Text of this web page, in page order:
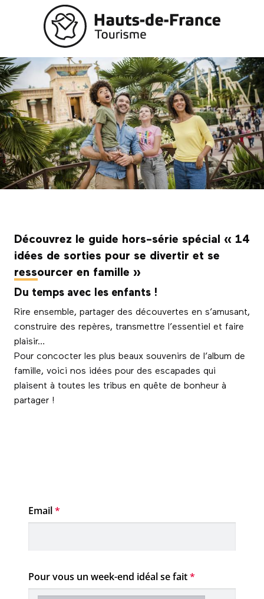
Découvrez le guide hors-série spécial « 14
idées de sorties pour se divertir et se
ressourcer en famille »
Du temps avec les enfants !
Rire ensemble, partager des découvertes en s’amusant,
construire des repères, transmettre l’essentiel et faire
plaisir…
Pour concocter les plus beaux souvenirs de l’album de
famille, voici nos idées pour des escapades qui
plaisent à toutes les tribus en quête de bonheur à
partager !
Email*
Pour vous un week-end idéal se fait*